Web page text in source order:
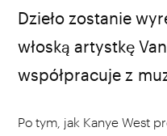
Dzieło zostanie
włoską artystkę
współpracuje z
Po tym, jak Kanye West